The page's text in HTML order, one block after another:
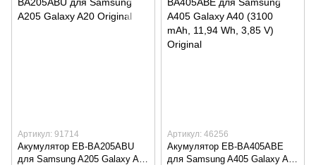
Артикул: 91714
Акумулятор EB-BA205ABU
для Samsung A205 Galaxy A20
Артикул: 46256
Акумулятор EB-BA405ABE
для Samsung A405 Galaxy A40